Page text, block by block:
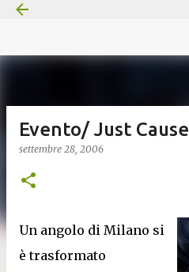
Evento/ Just Cause
settembre 28, 2006
Un angolo di Milano si
è trasformato